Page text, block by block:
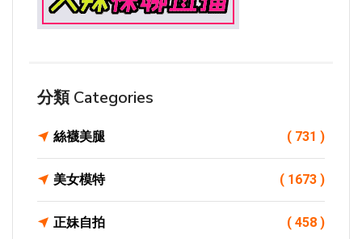
分類 Categories
絲襪美腿 ( 731 )
美女模特 ( 1673 )
正妹自拍 ( 458 )